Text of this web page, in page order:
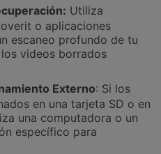
Utiliza
o aplicaciones
escaneo profundo de tu
videos borrados
Externo: Si los
en una tarjeta SD o en
una computadora o un
específico para